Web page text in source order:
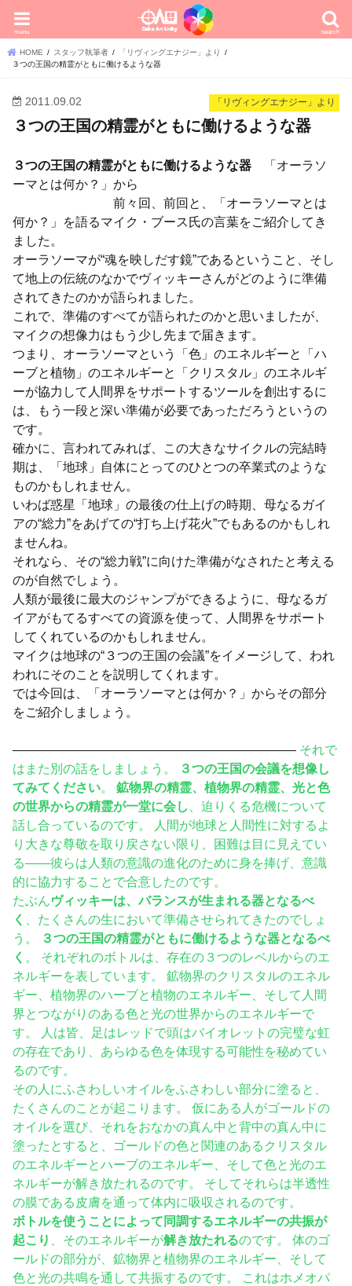
search
menu
HOME スタッフ執筆者
「リヴィングエナジー」より
３つの王国の精霊がともに働けるような器
「リヴィングエナジー」より
2011.09.02
３つの王国の精霊がともに働けるような器
３つの王国の精霊がともに働けるような器 「オーラソ
ーマとは何か？」から
前々回、前回と、「オーラソーマとは
何か？」を語るマイク・ブース氏の言葉をご紹介してき
ました。
オーラソーマが“魂を映しだす鏡”であるということ、そし
て地上の伝統のなかでヴィッキーさんがどのように準備
されてきたのかが語られました。
これで、準備のすべてが語られたのかと思いましたが、
マイクの想像力はもう少し先まで届きます。
つまり、オーラソーマという「色」のエネルギーと「ハ
ーブと植物」のエネルギーと「クリスタル」のエネルギ
ーが協力して人間界をサポートするツールを創出するに
は、もう一段と深い準備が必要であっただろうというの
です。
確かに、言われてみれば、この大きなサイクルの完結時
期は、「地球」自体にとってのひとつの卒業式のような
ものかもしれません。
いわば惑星「地球」の最後の仕上げの時期、母なるガイ
アの“総力”をあげての“打ち上げ花火”でもあるのかもしれ
ませんね。
それなら、その“総力戦”に向けた準備がなされたと考える
のが自然でしょう。
人類が最後に最大のジャンプができるように、母なるガ
イアがもてるすべての資源を使って、人間界をサポート
してくれているのかもしれません。
マイクは地球の“３つの王国の会議”をイメージして、われ
われにそのことを説明してくれます。
では今回は、「オーラソーマとは何か？」からその部分
をご紹介しましょう。
——————————————————————– それで
はまた別の話をしましょう。
３つの王国の会議を想像し
てみてください。鉱物界の精霊、植物界の精霊、光と色
の世界からの精霊が一堂に会し
、迫りくる危機について
話し合っているのです。 人間が地球と人間性に対するよ
り大きな尊敬を取り戻さない限り、困難は目に見えてい
る――彼らは人類の意識の進化のために身を捧げ、意識
的に協力することで合意したのです。
たぶんヴィッキーは、バランスが生まれる器となるべ
く
、たくさんの生において準備させられてきたのでしょ
う。
３つの王国の精霊がともに働けるような器となるべ
く 。 それぞれのボトルは、存在の３つのレベルからのエ
ネルギーを表しています。 鉱物界のクリスタルのエネル
ギー、植物界のハーブと植物のエネルギー、そして人間
界とつながりのある色と光の世界からのエネルギーで
す。 人は皆、足はレッドで頭はバイオレットの完璧な虹
の存在であり、あらゆる色を体現する可能性を秘めてい
るのです。
その人にふさわしいオイルをふさわしい部分に塗ると、
たくさんのことが起こります。 仮にある人がゴールドの
オイルを選び、それをおなかの真ん中と背中の真ん中に
塗ったとすると、ゴールドの色と関連のあるクリスタル
のエネルギーとハーブのエネルギー、そして色と光のエ
ネルギーが解き放たれるのです。 そしてそれらは半透性
の膜である皮膚を通って体内に吸収されるのです。
ボトルを使うことによって同調するエネルギーの共振が
起こり
、そのエネルギーが解き放たれるのです。 体のゴ
ールドの部分が、鉱物界と植物界のエネルギー、そして
色と光の共鳴を通して共振するのです。 これはホメオパ